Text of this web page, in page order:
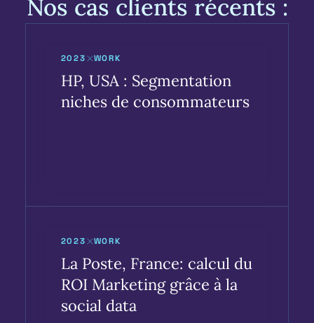
Nos cas clients récents :
2023 WORK
HP, USA : Segmentation
niches de consommateurs
2023 WORK
La Poste, France: calcul du
ROI Marketing grâce à la
social data